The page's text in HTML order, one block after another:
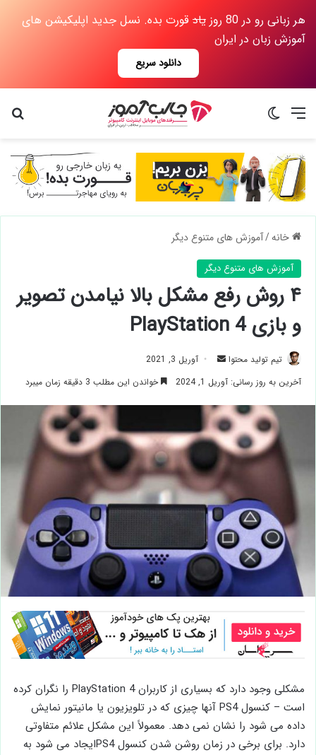
هر زبانی رو در 80 روز یاد قورت بده. نسل جدید اپلیکیشن های
آموزش زبان در ایران
دانلود سریع
منو
خانه/آموزش های متنوع دیگر
آموزش های متنوع دیگر
۴ روش رفع مشکل بالا نیامدن تصویر
و بازی PlayStation 4
تیم تولید محتوا
ارسال
ایمیل
آوریل 3, 2021
آخرین به روز رسانی: آوریل 1, 2024
خواندن این مطلب 3 دقیقه زمان میبرد
مشکلی وجود دارد که بسیاری از کاربران PlayStation 4 را نگران کرده
است – کنسول PS4 آنها چیزی که در تلویزیون یا مانیتور نمایش
داده می شود را نشان نمی دهد. معمولاً این مشکل علائم متفاوتی
دارد. برای برخی در زمان روشن شدن کنسول PS4ایجاد می شود به